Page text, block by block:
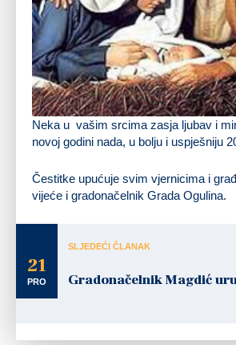
Neka u vašim srcima zasja ljubav i
novoj godini nada, u bolju i uspješniju
Čestitke upućuje svim vjernicima i
vijeće i gradonačelnik Grada Ogulina.
21
PRO
SLJEDEĆI ČLANAK
Gradonačelnik Magdić